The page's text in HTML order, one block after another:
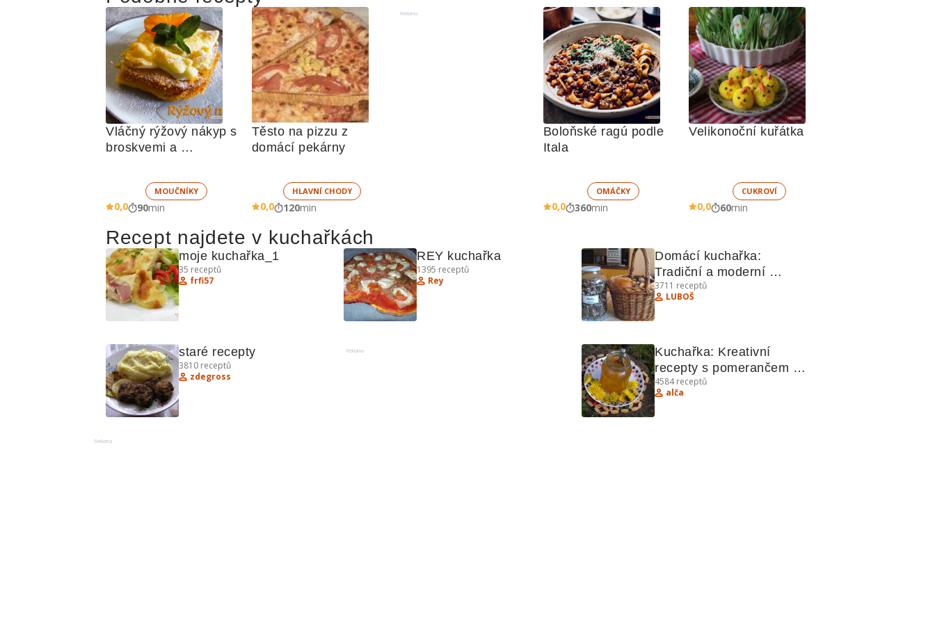
Vláčný rýžový nákyp s
broskvemi a
MOUČNÍKY
0,0 90min
Těsto na pizzu z
domácí pekárny
HLAVNÍ CHODY
0,0 120min
Reklama
Boloňské ragú podle
Itala
OMÁČKY
0,0 360min
Velikonoční kuřátka
CUKROVÍ
0,0 60min
Recept najdete v kuchařkách
moje kuchařka_1
35 receptů
frfi57
REY kuchařka
1395 receptů
Rey
Domácí kuchařka:
Tradiční a moderní
recepty pro každou
příležitost
3711 receptů
LUBOŠ
staré recepty
3810 receptů
zdegross
Reklama
Kuchařka: Kreativní
recepty s pomerančem a
zeleninou
4584receptů
alča
Reklama